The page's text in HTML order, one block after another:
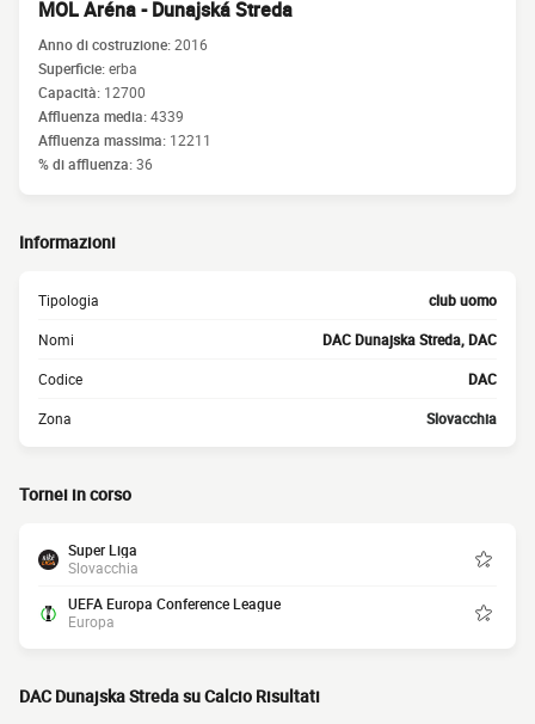
MOL Aréna - Dunajská Streda
Anno di costruzione:2016
Superficie:erba
Capacità: 12700
Affluenza media:4339
Affluenza massima: 12211
% di affluenza:36
Informazioni
Tipologia club uomo
Nomi DAC Dunajska Streda, DAC
Codice DAC
Zona Slovacchia
Tornei in corso
Super Liga
Slovacchia
UEFA Europa Conference League
Europa
DAC Dunajska Streda su Calcio Risultati